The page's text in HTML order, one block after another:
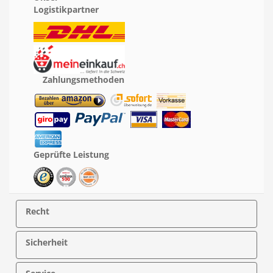
Logistikpartner
Zahlungsmethoden
Geprüfte Leistung
Recht
Sicherheit